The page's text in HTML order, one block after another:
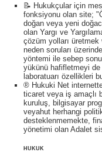
📝 Hukukçular için
fonksiyonu olan site;
doğan veya yeni
olan Yargı ve
çözüm yolları üretmek
neden soruları
yöntemi ile sebep
yükünü hafifletmeyi
laboratuarı özellikleri
® Hukuki Net
ticaret veya iş amaçlı
kuruluş, bilgisayar
veyahut herhangi
desteklenmemekte,
yönetimi olan Adalet
HUKUK